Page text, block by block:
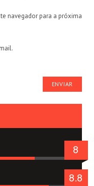
navegador para a próxima
8
8.8